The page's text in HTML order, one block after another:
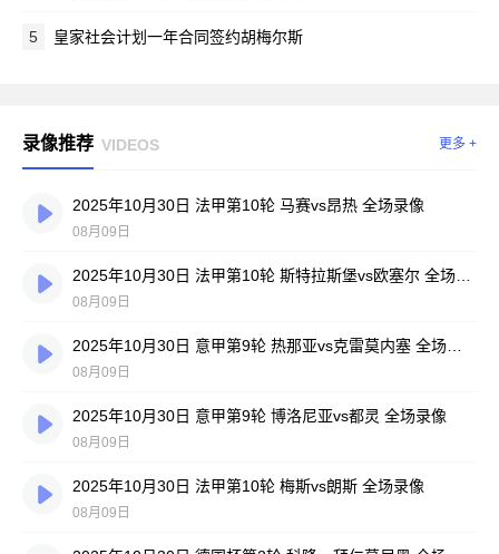
5 皇家社会计划一年合同签约胡梅尔斯
录像推荐 VIDEOS 更多 +
2025年10月30日 法甲第10轮 马赛vs昂热 全场录像
08月09日
08月09日
08月09日
2025年10月30日 意甲第9轮 博洛尼亚vs都灵 全场录像
08月09日
2025年10月30日 法甲第10轮 梅斯vs朗斯 全场录像
08月09日